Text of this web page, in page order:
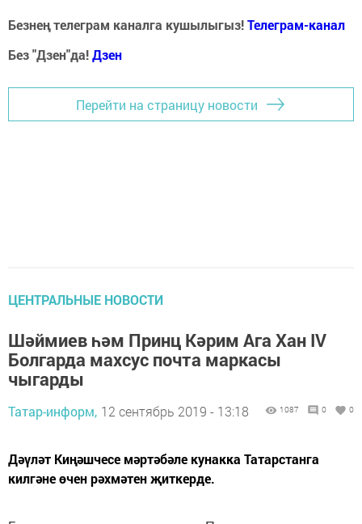
Безнең телеграм каналга кушылыгыз!Телеграм-канал
Без "Дзен"да!Дзен
Перейти на страницу новости
ЦЕНТРАЛЬНЫЕ НОВОСТИ
Шәймиев һәм Принц Кәрим Ага Хан IV
Болгарда махсус почта маркасы
чыгарды
Татар-информ, 12 сентябрь 2019 - 13:18 1087 0 0
Дәүләт Киңәшчесе мәртәбәле кунакка Татарстанга
килгәне өчен рәхмәтен җиткерде.